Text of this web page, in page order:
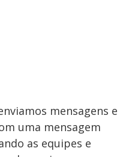
mensagens e
uma mensagem
as equipes e